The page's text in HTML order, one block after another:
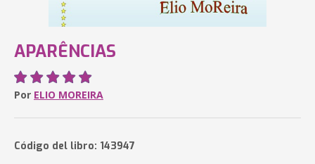
APARÊNCIAS
Por ELIO MOREIRA
Código del libro: 143947